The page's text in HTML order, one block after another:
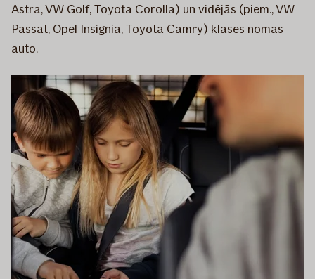
Astra, VW Golf, Toyota Corolla) un vidējās (piem., VW
Passat, Opel Insignia, Toyota Camry) klases nomas
auto.